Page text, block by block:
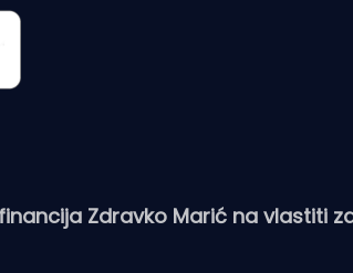
Zdravko Marić na vlastiti